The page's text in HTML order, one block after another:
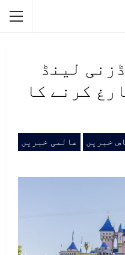
لینڈ
کرنے کا
خبریں عالمی خبریں